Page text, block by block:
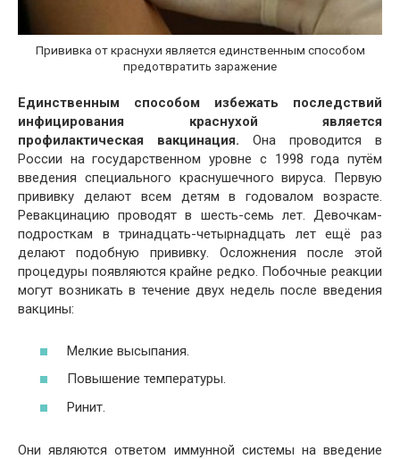
Прививка от краснухи является единственным способом
предотвратить заражение
Единственным способом избежать последствий
инфицирования краснухой является
профилактическая вакцинация. Она проводится в
России на государственном уровне с 1998 года путём
введения специального краснушечного вируса. Первую
прививку делают всем детям в годовалом возрасте.
Ревакцинацию проводят в шесть-семь лет. Девочкам-
подросткам в тринадцать-четырнадцать лет ещё раз
делают подобную прививку. Осложнения после этой
процедуры появляются крайне редко. Побочные реакции
могут возникать в течение двух недель после введения
вакцины:
Мелкие высыпания.
Повышение температуры.
Ринит.
Они являются ответом иммунной системы на введение